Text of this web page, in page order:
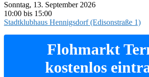
Sonntag, 13. September 2026
10:00 bis 15:00
Stadtklubhaus Hennigsdorf (Edisonstraße 1)
Flohmarkt
kostenlos